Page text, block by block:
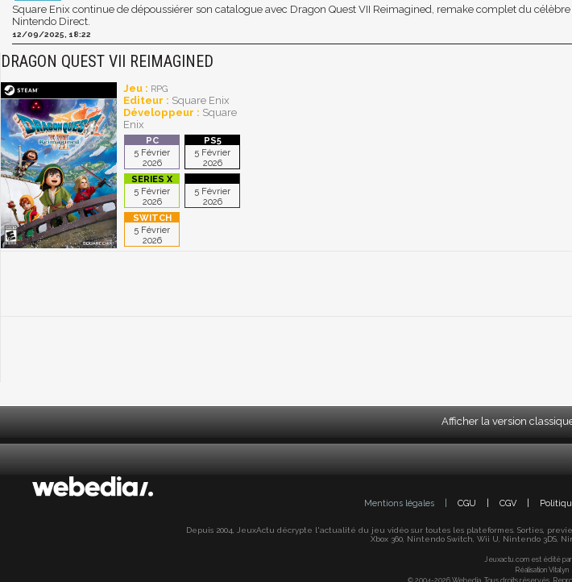
Square Enix continue de dépoussiérer son catalogue avec Dragon Quest VII Reimagined, remake complet du
Nintendo Direct.
12/09/2025, 18:22
DRAGON QUEST VII REIMAGINED
Jeu : RPG
Editeur : Square Enix
Développeur : Square
Enix
5 Février
2026
5 Février
2026
5 Février
2026
5 Février
2026
5 Février
2026
Afficher la version
Mentions légales CGU CGV
Depuis 2004, JeuxActu décrypte l'actualité du jeu vidéo sur toutes les plateformes. Sorties,
Xbox 360, Nintendo Switch, Wii U, Nintendo 3DS,
Jeuxactu.com est édité par
Réalisation Vitalyn
© 2004-2026 Webedia. Tous droits réservés.